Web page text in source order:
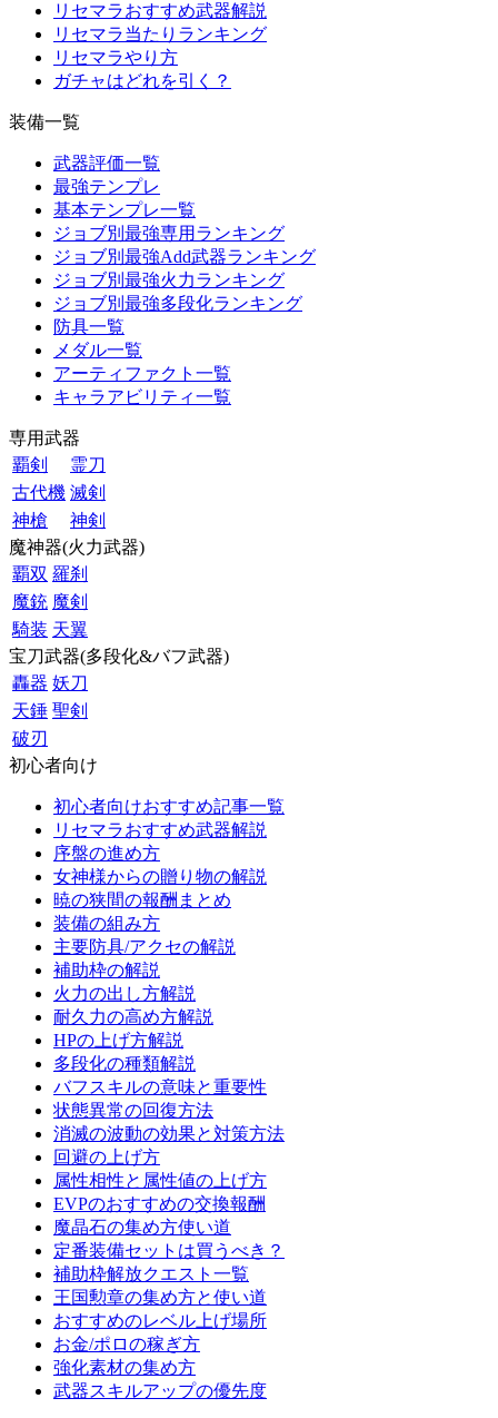
リセマラおすすめ武器解説
リセマラ当たりランキング
リセマラやり方
ガチャはどれを引く？
装備一覧
武器評価一覧
最強テンプレ
基本テンプレ一覧
ジョブ別最強専用ランキング
ジョブ別最強Add武器ランキング
ジョブ別最強火力ランキング
ジョブ別最強多段化ランキング
防具一覧
メダル一覧
アーティファクト一覧
キャラアビリティ一覧
専用武器
覇剣
霊刀
古代機 滅剣
神槍
神剣
魔神器(火力武器)
覇双 羅刹
魔銃 魔剣
騎装 天翼
宝刀武器(多段化&バフ武器)
轟器 妖刀
天錘 聖剣
破刃
初心者向け
初心者向けおすすめ記事一覧
リセマラおすすめ武器解説
序盤の進め方
女神様からの贈り物の解説
暁の狭間の報酬まとめ
装備の組み方
主要防具/アクセの解説
補助枠の解説
火力の出し方解説
耐久力の高め方解説
HPの上げ方解説
多段化の種類解説
バフスキルの意味と重要性
状態異常の回復方法
消滅の波動の効果と対策方法
回避の上げ方
属性相性と属性値の上げ方
EVPのおすすめの交換報酬
魔晶石の集め方使い道
定番装備セットは買うべき？
補助枠解放クエスト一覧
王国勲章の集め方と使い道
おすすめのレベル上げ場所
お金/ポロの稼ぎ方
強化素材の集め方
武器スキルアップの優先度